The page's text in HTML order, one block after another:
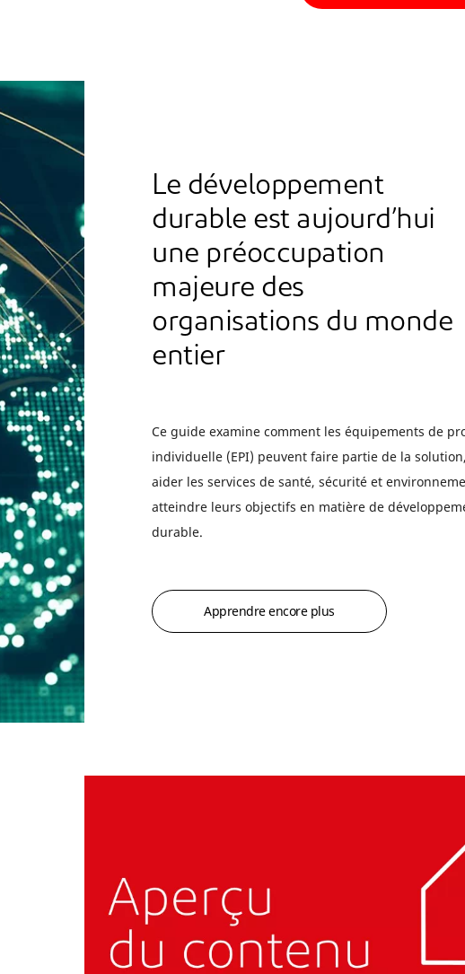
Le développement
durable est aujourd’hui
une préoccupation
majeure des
organisations du monde
entier
Ce guide examine comment les équipements de
individuelle (EPI) peuvent faire partie de la
aider les services de santé, sécurité et
atteindre leurs objectifs en matière de
durable.
Apprendre encore plus